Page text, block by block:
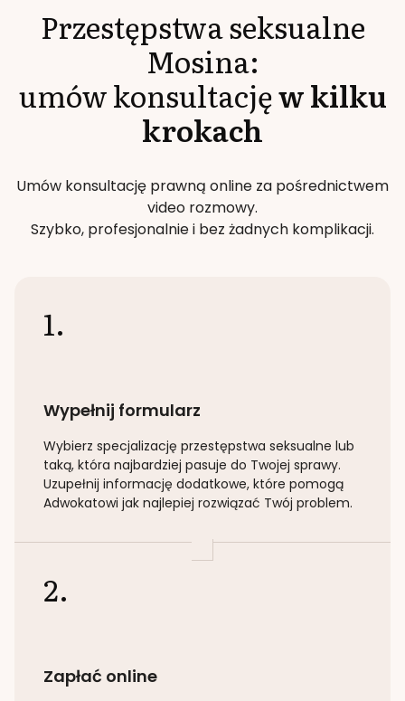
Przestępstwa seksualne
Mosina:
umów konsultacjęw kilku
krokach
Umów konsultację prawną online za pośrednictwem
video rozmowy.
Szybko, profesjonalnie i bez żadnych komplikacji.
1.
Wypełnij formularz
Wybierz specjalizację przestępstwa seksualne lub
taką, która najbardziej pasuje do Twojej sprawy.
Uzupełnij informację dodatkowe, które pomogą
Adwokatowi jak najlepiej rozwiązać Twój problem.
2.
Zapłać online